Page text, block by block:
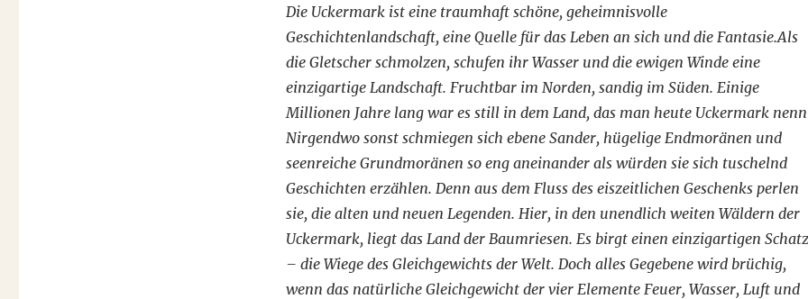
Die Uckermark ist eine traumhaft schöne, geheimnisvolle
Geschichtenlandschaft, eine Quelle für das Leben an sich und die Fantasie.Als
die Gletscher schmolzen, schufen ihr Wasser und die ewigen Winde eine
einzigartige Landschaft. Fruchtbar im Norden, sandig im Süden. Einige
Millionen Jahre lang war es still in dem Land, das man heute Uckermark
Nirgendwo sonst schmiegen sich ebene Sander, hügelige Endmoränen und
seenreiche Grundmoränen so eng aneinander als würden sie sich tuschelnd
Geschichten erzählen. Denn aus dem Fluss des eiszeitlichen Geschenks perlen
sie, die alten und neuen Legenden. Hier, in den unendlich weiten Wäldern der
Uckermark, liegt das Land der Baumriesen. Es birgt einen einzigartigen Schatz
– die Wiege des Gleichgewichts der Welt. Doch alles Gegebene wird brüchig,
wenn das natürliche Gleichgewicht der vier Elemente Feuer, Wasser, Luft und